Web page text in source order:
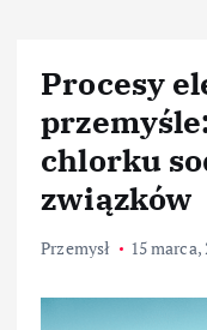
Procesy
chlorku
związków
Przemysł 15 marca,